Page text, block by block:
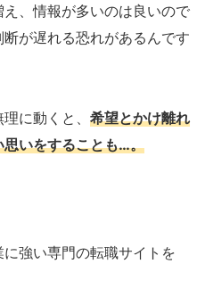
、情報が多いのは良いので
が遅れる恐れがあるんです
に動くと、 希望とかけ離れ
思いをすることも…。
強い専門の転職サイトを